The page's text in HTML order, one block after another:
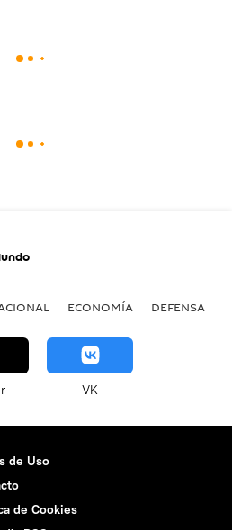
ECONOMÍA DEFENSA
VK
de Uso
de Cookies